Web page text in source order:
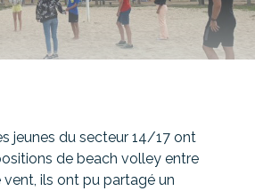
jeunes du secteur 14/17 ont
de beach volley entre
ils ont pu partagé un